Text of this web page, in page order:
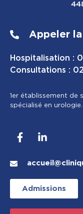
Appeler la
Hospitalisation :
Consultations :
1er établissement de
spécialisé en urologie.
Admissions